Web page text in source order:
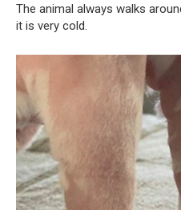
The animal always walks
it is very cold.